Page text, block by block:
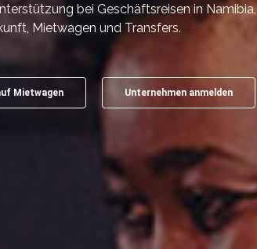
bei Geschäftsreisen in Namibia,
Mietwagen und Transfers.
Mietwagen Unternehmen anmelden